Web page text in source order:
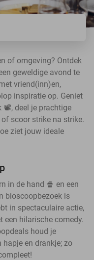
of omgeving? Ontdek
geweldige avond te
vriend(inn)en,
inspiratie op. Geniet
📽️, deel je prachtige
scoor strike na strike.
ziet jouw ideale
in de hand 🍿 en een
bioscoopbezoek is
in spectaculaire actie,
een hilarische comedy.
houd je
hapje en drankje; zo